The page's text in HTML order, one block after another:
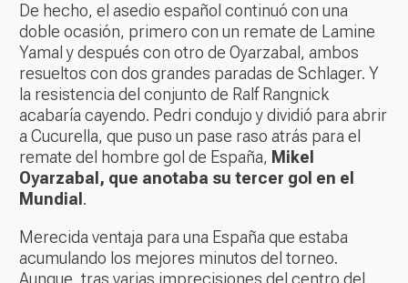
De hecho, el asedio español continuó con una
doble ocasión, primero con un remate de Lamine
Yamal y después con otro de Oyarzabal, ambos
resueltos con dos grandes paradas de Schlager. Y
la resistencia del conjunto de Ralf Rangnick
acabaría cayendo. Pedri condujo y dividió para abrir
a Cucurella, que puso un pase raso atrás para el
remate del hombre gol de España, Mikel
Oyarzabal, que anotaba su tercer gol en el
Mundial .
Merecida ventaja para una España que estaba
acumulando los mejores minutos del torneo.